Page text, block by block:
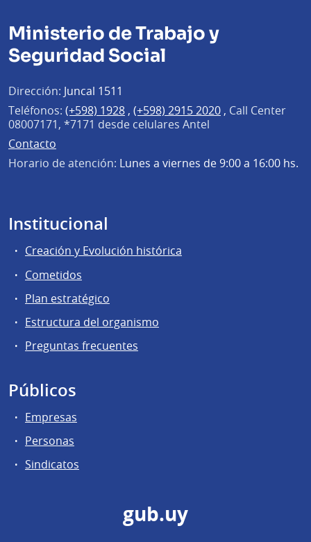
Ministerio de Trabajo y
Seguridad Social
Dirección: Juncal 1511
Teléfonos: (+598) 1928 , (+598) 2915 2020 , Call Center
08007171, *7171 desde celulares Antel
Contacto
Horario de atención: Lunes a viernes de 9:00 a 16:00 hs.
Institucional
Creación y Evolución histórica
Cometidos
Plan estratégico
Estructura del organismo
Preguntas frecuentes
Públicos
Empresas
Personas
Sindicatos
gub.uy